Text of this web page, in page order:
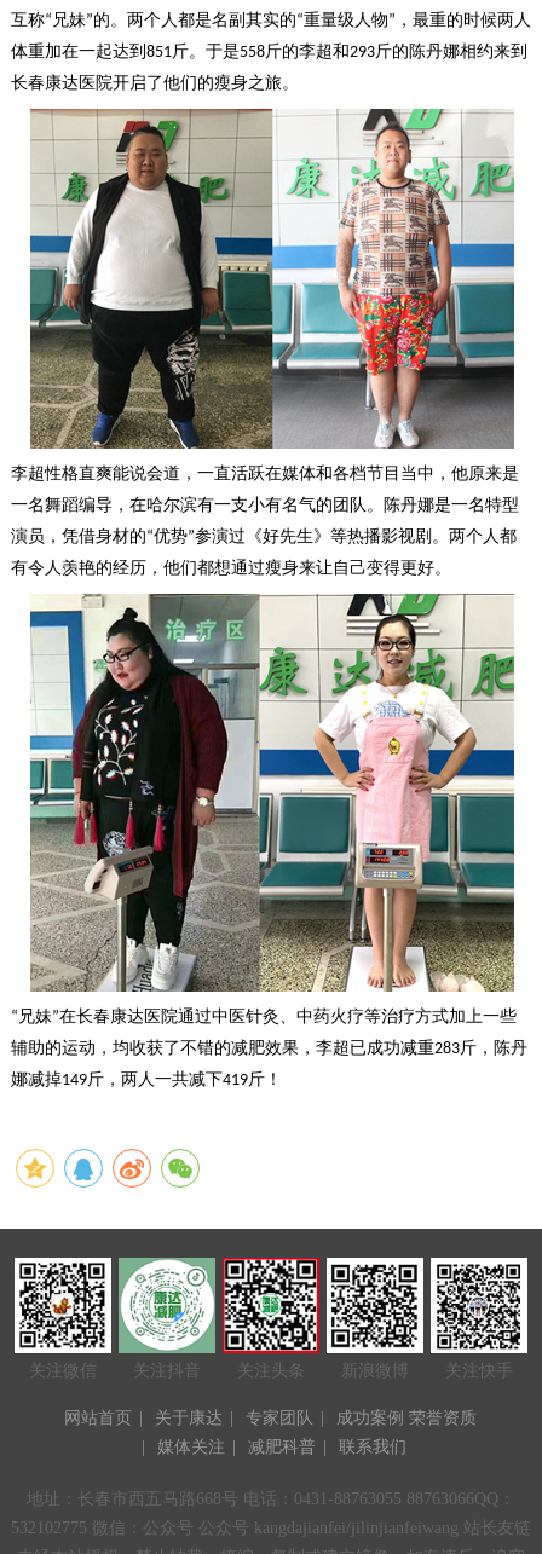
互称“ 兄妹”的。两个人都是名副其实的“重量级人物” ，最重的时候两人
体重加在一起达到 851斤。于是558斤的李超和293斤的陈丹娜相约来到
长春康达医院开启了他们的瘦身之旅。
李超性格直爽能说会道，一直活跃在媒体和各档节目当中，他原来是
一名舞蹈编导，在哈尔滨有一支小有名气的团队。陈丹娜是一名特型
演员，凭借身材的“优势”参演过《好先生》等热播影视剧。两个人都
有令人羡艳的经历，他们都想通过瘦身来让自己变得更好。
“ 兄妹”在长春康达医院通过中医针灸、中药火疗等治疗方式加上一些
辅助的运动，均收获了不错的减肥效果，李超已成功减重283斤，陈丹
娜减掉149斤，两人一共减下419斤！
关注微信 关注抖音 关注头条 新浪微博 关注快手
网站首页 关于康达 专家团队 成功案例 荣誉资质
媒体关注 减肥科普 联系我们
地址：长春市西五马路668号 电话：0431-88763055 88763066QQ：
532102775 微信：公众号 公众号 kangdajianfei/jilinjianfeiwang 站长友链